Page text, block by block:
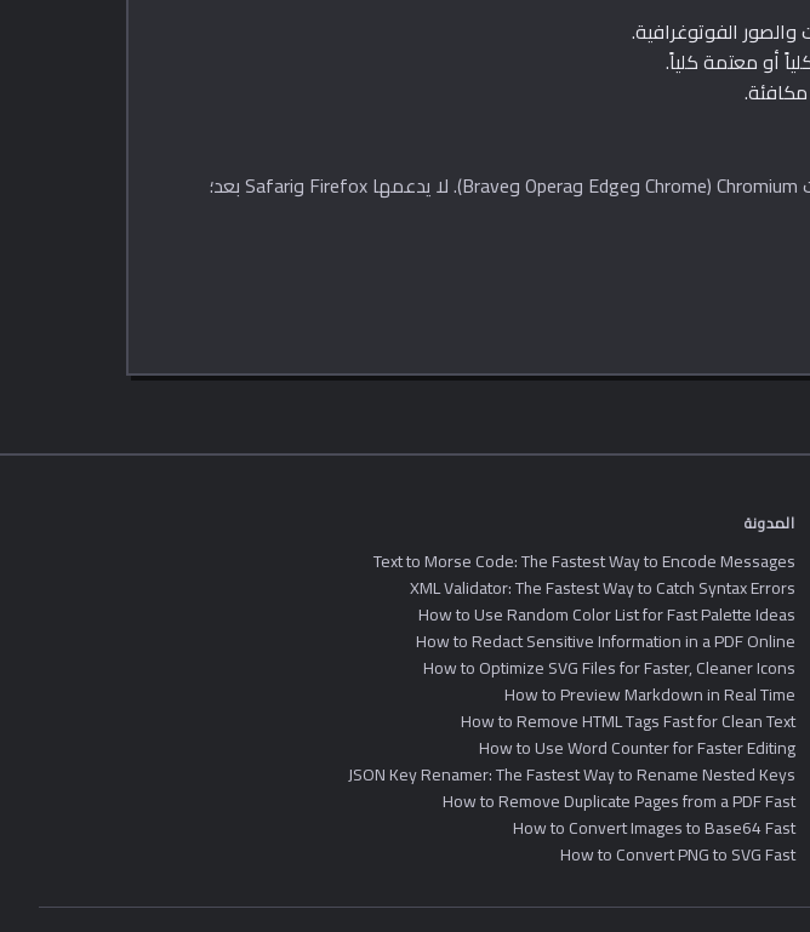
البرمجية، المدعومة حالياً في متصفحات Chromium (Chrome وEdge وOpera وBrave). لا يدعمها Firefox وSafari بعد؛
المدونة
Text to Morse Code: The Fastest Way to Encode Messages
XML Validator: The Fastest Way to Catch Syntax Errors
How to Use Random Color List for Fast Palette Ideas
How to Redact Sensitive Information in a PDF Online
How to Optimize SVG Files for Faster, Cleaner Icons
How to Preview Markdown in Real Time
How to Remove HTML Tags Fast for Clean Text
How to Use Word Counter for Faster Editing
JSON Key Renamer: The Fastest Way to Rename Nested Keys
How to Remove Duplicate Pages from a PDF Fast
How to Convert Images to Base64 Fast
How to Convert PNG to SVG Fast